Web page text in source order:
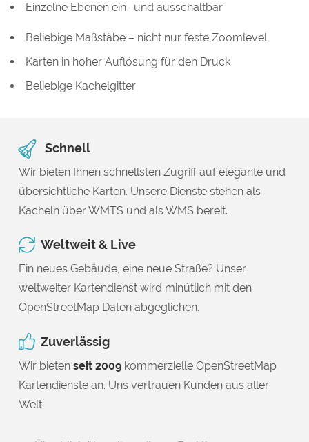
Einzelne Ebenen ein- und ausschaltbar
Beliebige Maßstäbe – nicht nur feste Zoomlevel
Karten in hoher Auflösung für den Druck
Beliebige Kachelgitter
Schnell
Wir bieten Ihnen schnellsten Zugriff auf elegante und
übersichtliche Karten. Unsere Dienste stehen als
Kacheln über WMTS und als WMS bereit.
Weltweit & Live
Ein neues Gebäude, eine neue Straße? Unser
weltweiter Kartendienst wird minütlich mit den
OpenStreetMap Daten abgeglichen.
Zuverlässig
Wir bieten seit 2009 kommerzielle OpenStreetMap
Kartendienste an. Uns vertrauen Kunden aus aller
Welt.